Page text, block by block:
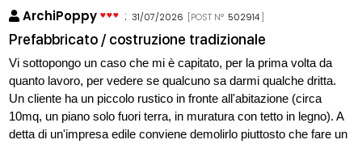
ArchiPoppy : 31/07/2026 [POST N° 502914]
Prefabbricato / costruzione tradizionale
Vi sottopongo un caso che mi è capitato, per la prima volta da
quanto lavoro, per vedere se qualcuno sa darmi qualche dritta.
Un cliente ha un piccolo rustico in fronte all'abitazione (circa
10mq, un piano solo fuori terra, in muratura con tetto in legno). A
detta di un'impresa edile conviene demolirlo piuttosto che fare un